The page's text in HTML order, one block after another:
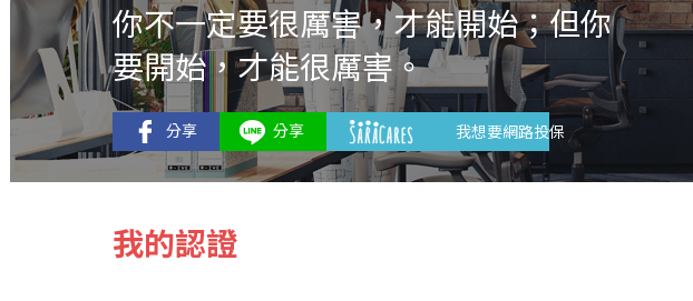
你不一定要很厲害，才能開始；但你
要開始，才能很厲害。
我想要網路投保
我的認證